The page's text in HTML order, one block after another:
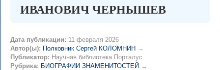
ИВАНОВИЧ ЧЕРНЫШЕВ
Дата публикации: 11 февраля 2026
Автор(ы): Полковник Сергей КОЛОМНИН →
Публикатор: Научная библиотека Порталус
Рубрика: БИОГРАФИИ ЗНАМЕНИТОСТЕЙ →